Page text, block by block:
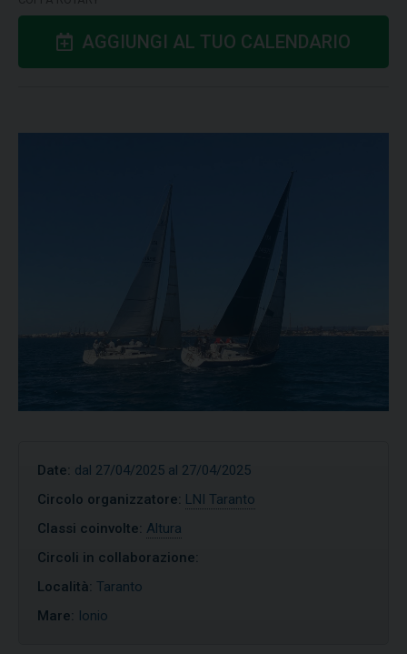
AGGIUNGI AL TUO CALENDARIO
Date: dal 27/04/2025 al 27/04/2025
Circolo organizzatore: LNI Taranto
Classi coinvolte: Altura
Circoli in collaborazione:
Località: Taranto
Mare:
Ionio